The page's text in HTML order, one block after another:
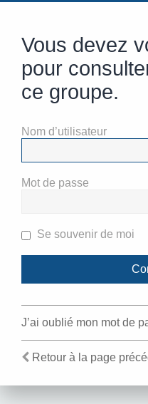
Vous devez
pour
ce groupe.
Nom d’utilisateur
Mot de passe
Se souvenir de moi
J’ai oublié mon mot de
Retour à la page